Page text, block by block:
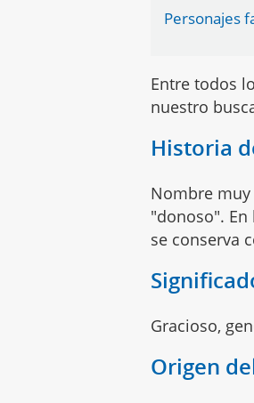
Personajes
Entre todos
nuestro
Historia
Nombre
"donoso".
se conserva
Gracioso,
Origen